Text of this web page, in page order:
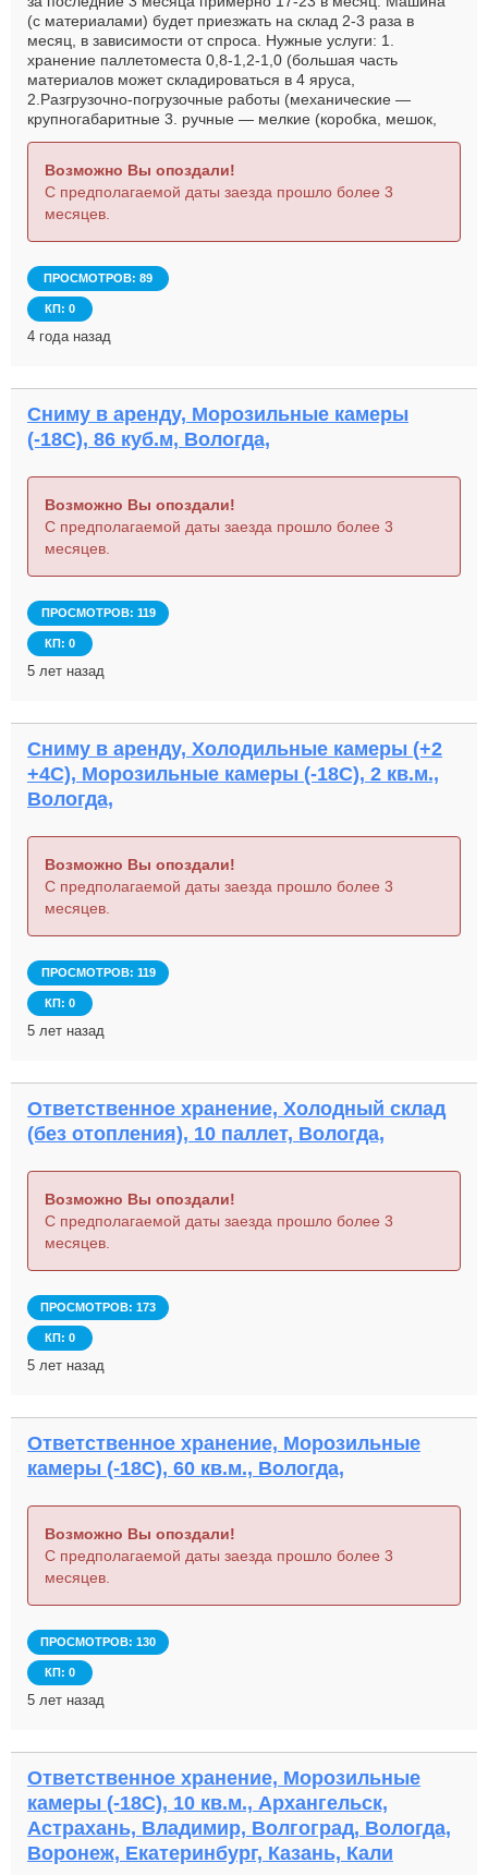
(с материалами) будет приезжать на склад 2-3 раза в
месяц, в зависимости от спроса. Нужные услуги: 1.
хранение паллетоместа 0,8-1,2-1,0 (большая часть
материалов может складироваться в 4 яруса,
2.Разгрузочно-погрузочные работы (механические —
крупногабаритные 3. ручные — мелкие (коробка, мешок,
ведро до 15 кг)), 4.Выписка, распечатка и передача
листа с каждой отгрузкой.
Возможно Вы опоздали!
С предполагаемой даты заезда прошло более 3
месяцев.
ПРОСМОТРОВ: 89
КП: 0
4 года назад
Сниму в аренду, Морозильные камеры
(-18С), 86 куб.м, Вологда,
Возможно Вы опоздали!
С предполагаемой даты заезда прошло более 3
месяцев.
ПРОСМОТРОВ: 119
КП: 0
5 лет назад
Сниму в аренду, Холодильные камеры (+2
+4С), Морозильные камеры (-18С), 2 кв.м.,
Вологда,
Возможно Вы опоздали!
С предполагаемой даты заезда прошло более 3
месяцев.
ПРОСМОТРОВ: 119
КП: 0
5 лет назад
Ответственное хранение, Холодный склад
(без отопления), 10 паллет, Вологда,
Возможно Вы опоздали!
С предполагаемой даты заезда прошло более 3
месяцев.
ПРОСМОТРОВ: 173
КП: 0
5 лет назад
Ответственное хранение, Морозильные
камеры (-18С), 60 кв.м., Вологда,
Возможно Вы опоздали!
С предполагаемой даты заезда прошло более 3
месяцев.
ПРОСМОТРОВ: 130
КП: 0
5 лет назад
Ответственное хранение, Морозильные
камеры (-18С), 10 кв.м., Архангельск,
Астрахань, Владимир, Волгоград, Вологда,
Воронеж, Екатеринбург, Казань, Кали